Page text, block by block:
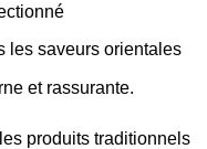
les saveurs orientales
et rassurante.
produits traditionnels